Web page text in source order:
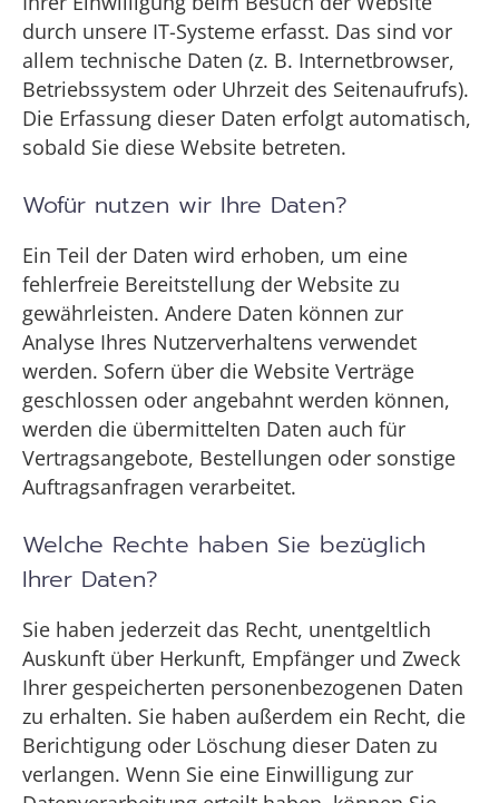
durch unsere IT-Systeme erfasst. Das sind vor
allem technische Daten (z. B. Internetbrowser,
Betriebssystem oder Uhrzeit des Seitenaufrufs).
Die Erfassung dieser Daten erfolgt automatisch,
sobald Sie diese Website betreten.
Wofür nutzen wir Ihre Daten?
Ein Teil der Daten wird erhoben, um eine
fehlerfreie Bereitstellung der Website zu
gewährleisten. Andere Daten können zur
Analyse Ihres Nutzerverhaltens verwendet
werden. Sofern über die Website Verträge
geschlossen oder angebahnt werden können,
werden die übermittelten Daten auch für
Vertragsangebote, Bestellungen oder sonstige
Auftragsanfragen verarbeitet.
Welche Rechte haben Sie bezüglich
Ihrer Daten?
Sie haben jederzeit das Recht, unentgeltlich
Auskunft über Herkunft, Empfänger und Zweck
Ihrer gespeicherten personenbezogenen Daten
zu erhalten. Sie haben außerdem ein Recht, die
Berichtigung oder Löschung dieser Daten zu
verlangen. Wenn Sie eine Einwilligung zur